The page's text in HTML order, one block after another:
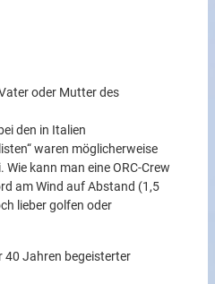
oder Mutter des
den in Italien
waren möglicherweise
kann man eine ORC-Crew
am Wind auf Abstand (1,5
lieber golfen oder
40 Jahren begeisterter